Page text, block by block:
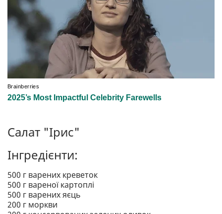
Салат "Ірис"
Інгредієнти:
500 г варених креветок
500 г вареної картоплі
500 г варених яєць
200 г моркви